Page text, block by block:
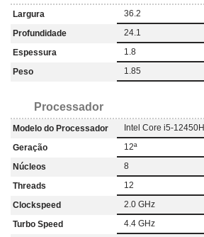
Largura
36.2
Profundidade
24.1
Espessura
1.8
Peso
1.85
Processador
Modelo do Processador
Intel Core i5-12450H
Geração
12ª
Núcleos
8
Threads
12
Clockspeed
2.0 GHz
Turbo Speed
4.4 GHz